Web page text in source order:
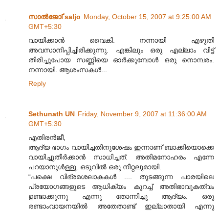
സാല്‍ജോҐsaljo Monday, October 15, 2007 at 9:25:00 AM
GMT+5:30
വായിക്കാന്‍ വൈകി. നന്നായി എഴുതി
അവസാനിപ്പിച്ചിരിക്കുന്നു. എങ്കിലും ഒരു എല്ലാം വിട്ട്
തിരിച്ചുപോയ സണ്ണിയെ ഓര്‍ക്കുമ്പോള്‍ ഒരു നൊമ്പരം.
നന്നായി. ആശംസകള്‍...
Reply
Sethunath UN Friday, November 9, 2007 at 11:36:00 AM
GMT+5:30
എതിര‌ന്‍‌ജീ,
ആദ്യ ഭാഗം വായിച്ചതിനുശേഷം ഇന്നാണ് ബാക്കിയൊക്കെ
വായിച്ചുതീര്‍ക്കാന്‍ സാധിച്ചത്. അതിമ‌നോഹ‌ര‌ം എന്നേ
പറയാനുള്‍‌ള്ളൂ. ഒടുവില്‍ ഒരു നീറ്റലുമായി.
“പക്ഷെ വിഭ്രമശലാകകള്‍ .... തുടങ്ങുന്ന പാരയിലെ
പ്രയോഗങ്ങ‌ളുടെ ആധിക്യം കുറച്ച് അതിഭാവുകത്വം
ഉണ്ടാക്കുന്നു എന്നു തോന്നിച്ചു ആദ്യം. ഒരു
രണ്ടാംവായന‌യില്‍ അതേതാണ്ട് ഇല്ലാതായി എന്നു